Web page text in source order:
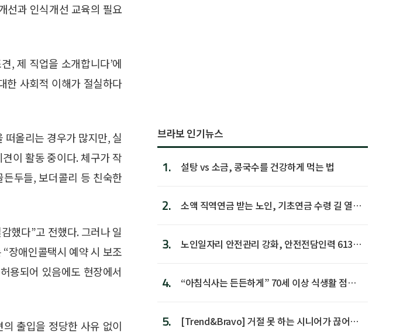
선과 인식개선 교육의 필요
, 제 직업을 소개합니다’에
한 사회적 이해가 절실하다
올리는 경우가 많지만, 실
이 활동 중이다. 체구가 작
두들, 보더콜리 등 친숙한
했다”고 전했다. 그러나 일
장애인콜택시 예약 시 보조
용되어 있음에도 현장에서
출입을 정당한 사유 없이
브라보 인기뉴스
1. 설탕 vs 소금, 콩국수를 건강하게 먹는 법
2.
소액 직역연금 받는 노인, 기초연금 수령 길 열린
3.
노인일자리 안전관리 강화, 안전전담인력 613명
4.
“아침식사는 든든하게” 70세 이상 식생활 점수
5.
[Trend&Bravo] 거절 못 하는 시니어가 끊어야